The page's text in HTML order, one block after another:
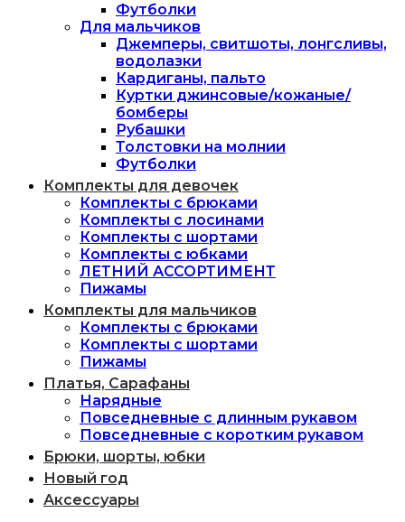
Футболки
Для мальчиков
Джемперы, свитшоты, лонгсливы,
водолазки
Кардиганы, пальто
Куртки джинсовые/кожаные/
бомберы
Рубашки
Толстовки на молнии
Футболки
Комплекты для девочек
Комплекты с брюками
Комплекты с лосинами
Комплекты с шортами
Комплекты с юбками
ЛЕТНИЙ АССОРТИМЕНТ
Пижамы
Комплекты для мальчиков
Комплекты с брюками
Комплекты с шортами
Пижамы
Платья, Сарафаны
Нарядные
Повседневные с длинным рукавом
Повседневные с коротким рукавом
Брюки, шорты, юбки
Новый год
Аксессуары